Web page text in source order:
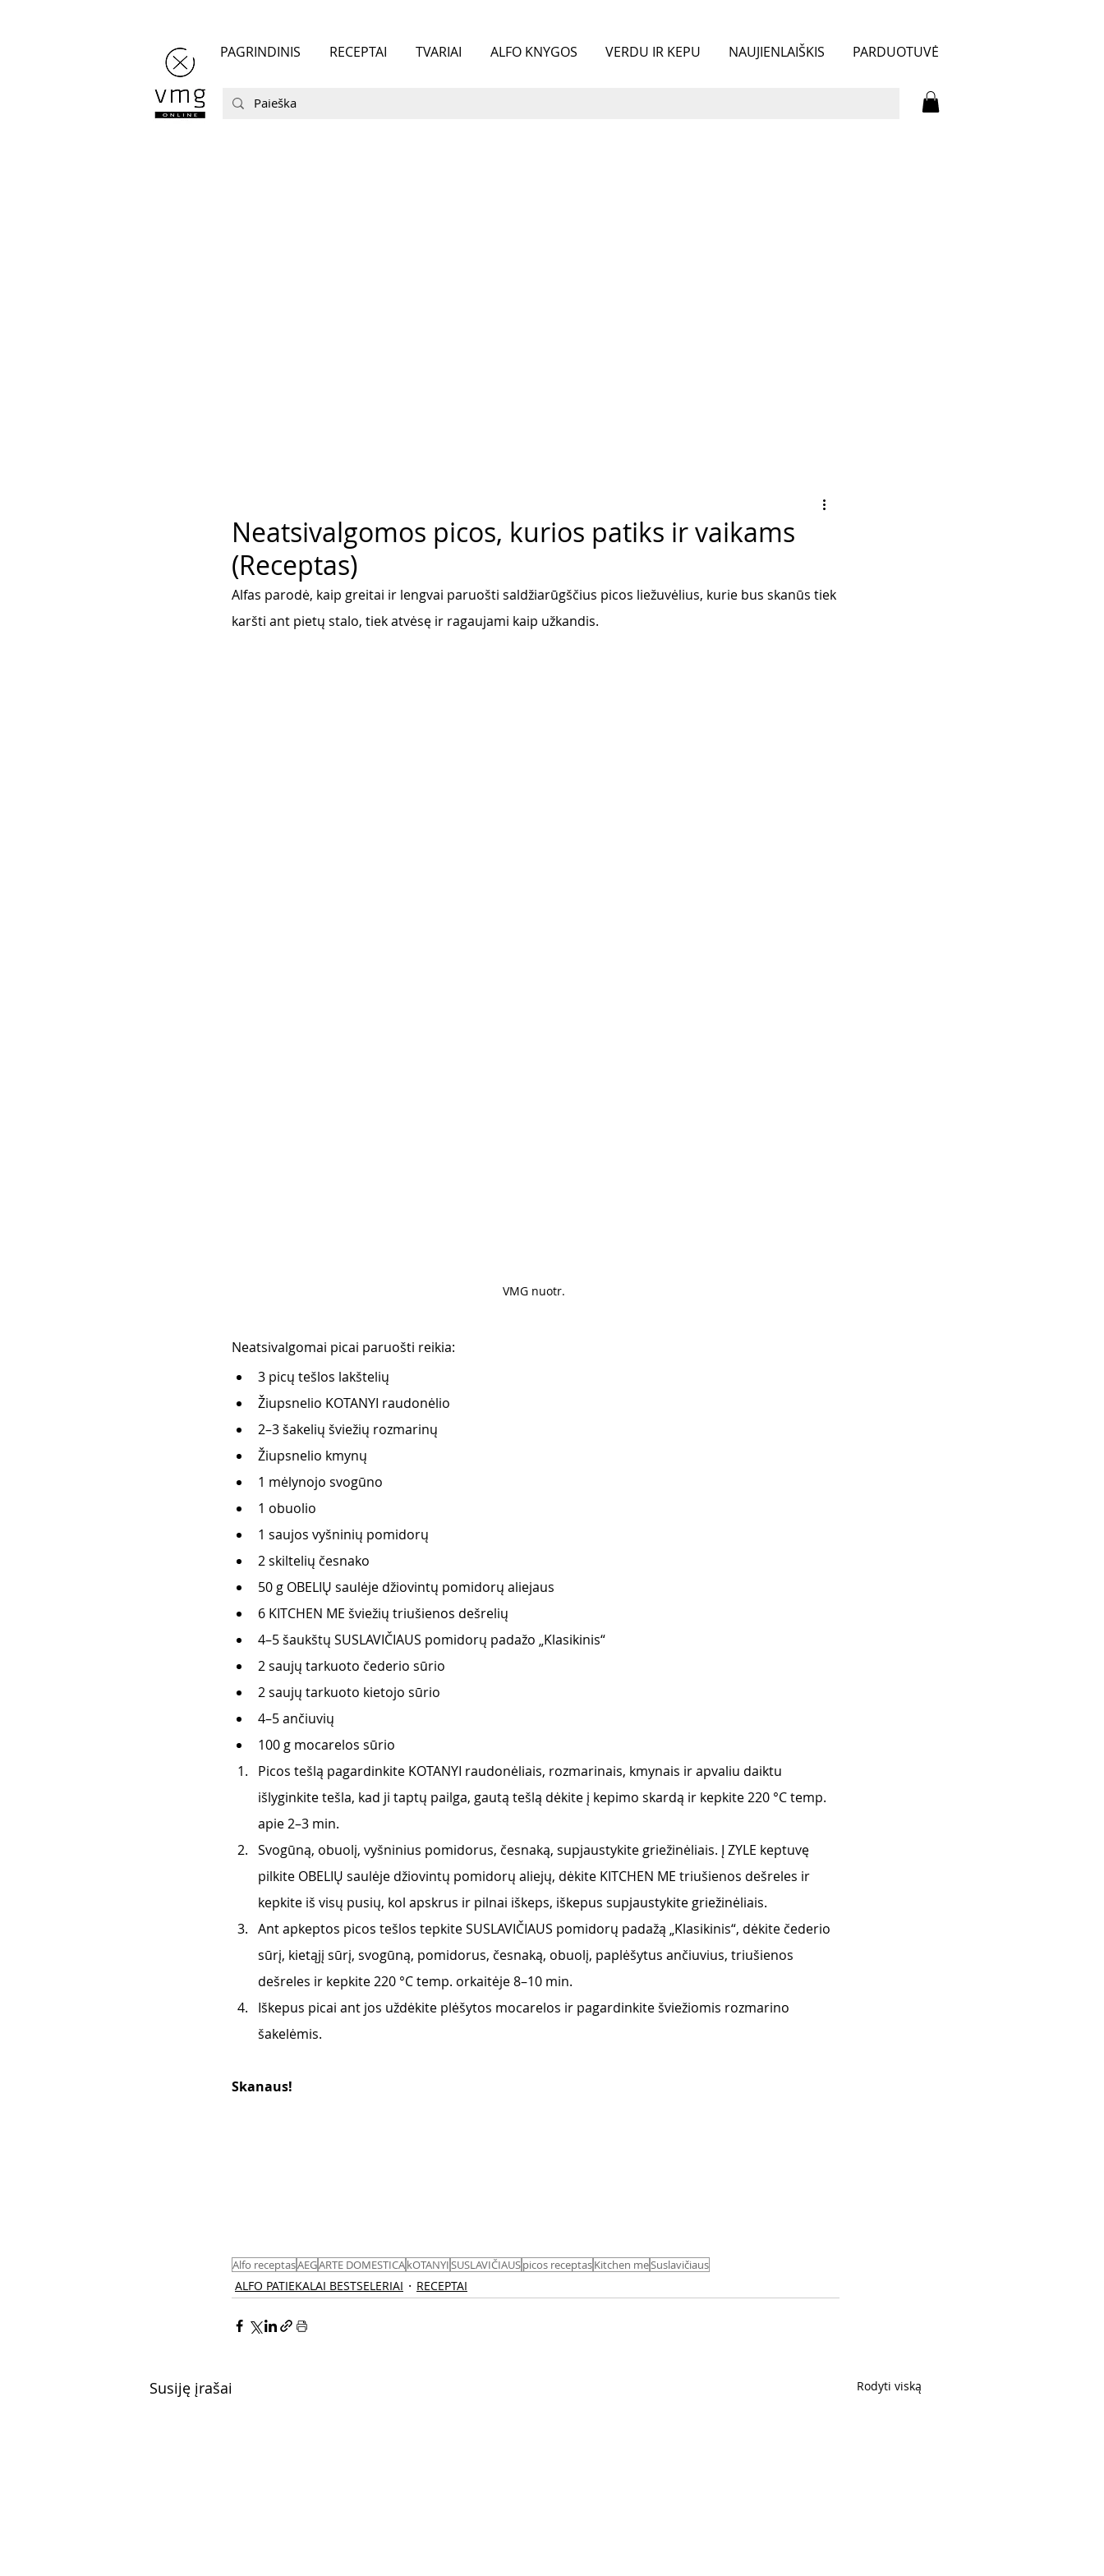
PAGRINDINIS RECEPTAI TVARIAI ALFO KNYGOS VERDU IR KEPU NAUJIENLAIŠKIS PARDUOTUVĖ
Neatsivalgomos picos, kurios patiks ir vaikams
(Receptas)
Alfas parodė, kaip greitai ir lengvai paruošti saldžiarūgščius picos liežuvėlius, kurie bus skanūs tiek
karšti ant pietų stalo, tiek atvėsę ir ragaujami kaip užkandis.
VMG nuotr.
Neatsivalgomai picai paruošti reikia:
3 picų tešlos lakštelių
Žiupsnelio KOTANYI raudonėlio
2–3 šakelių šviežių rozmarinų
Žiupsnelio kmynų
1 mėlynojo svogūno
1 obuolio
1 saujos vyšninių pomidorų
2 skiltelių česnako
50 g OBELIŲ saulėje džiovintų pomidorų aliejaus
6 KITCHEN ME šviežių triušienos dešrelių
4–5 šaukštų SUSLAVIČIAUS pomidorų padažo „Klasikinis“
2 saujų tarkuoto čederio sūrio
2 saujų tarkuoto kietojo sūrio
4–5 ančiuvių
100 g mocarelos sūrio
Picos tešlą pagardinkite KOTANYI raudonėliais, rozmarinais, kmynais ir apvaliu daiktu
išlyginkite tešla, kad ji taptų pailga, gautą tešlą dėkite į kepimo skardą ir kepkite 220 °C temp.
apie 2–3 min.
Svogūną, obuolį, vyšninius pomidorus, česnaką, supjaustykite griežinėliais. Į ZYLE keptuvę
pilkite OBELIŲ saulėje džiovintų pomidorų aliejų, dėkite KITCHEN ME triušienos dešreles ir
kepkite iš visų pusių, kol apskrus ir pilnai iškeps, iškepus supjaustykite griežinėliais.
Ant apkeptos picos tešlos tepkite SUSLAVIČIAUS pomidorų padažą „Klasikinis“, dėkite čederio
sūrį, kietąjį sūrį, svogūną, pomidorus, česnaką, obuolį, paplėšytus ančiuvius, triušienos
dešreles ir kepkite 220 °C temp. orkaitėje 8–10 min.
Iškepus picai ant jos uždėkite plėšytos mocarelos ir pagardinkite šviežiomis rozmarino
šakelėmis.
Skanaus!
Alfo receptasAEGARTE DOMESTICAkOTANYISUSLAVIČIAUSpicos receptasKitchen meSuslavičiaus
ALFO PATIEKALAI BESTSELERIAI RECEPTAI
Susiję įrašai Rodyti viską